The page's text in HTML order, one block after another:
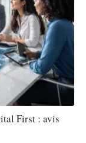
First : avis